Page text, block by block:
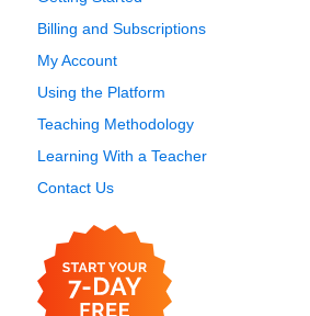
Billing and Subscriptions
My Account
Using the Platform
Teaching Methodology
Learning With a Teacher
Contact Us